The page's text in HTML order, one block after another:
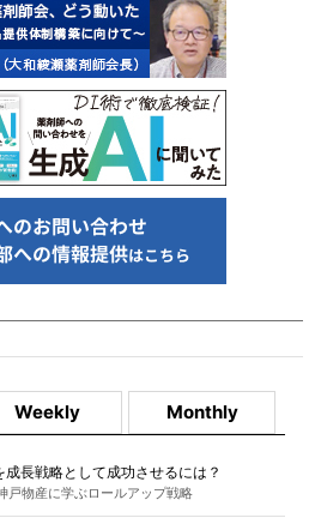
Weekly Monthly
長戦略として成功させるには？
戸物産に学ぶロールアップ戦略